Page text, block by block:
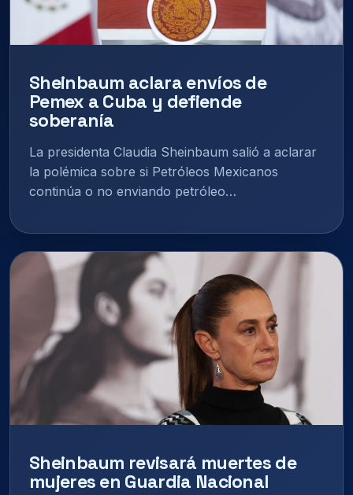
Sheinbaum aclara envíos de
Pemex a Cuba y defiende
soberanía
La presidenta Claudia Sheinbaum salió a aclarar
la polémica sobre si Petróleos Mexicanos
continúa o no enviando petróleo…
Sheinbaum revisará muertes de
mujeres en Guardia Nacional